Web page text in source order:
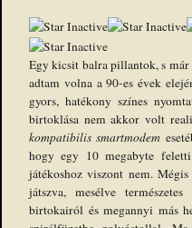
Egy kicsit balra pillantok, s
adtam volna a 90-es évek
gyors, hatékony színes
birtoklása nem akkor volt
kompatibilis smartmodem
hogy egy 10 megabyte
játékoshoz viszont nem.
játszva, mesélve
birtokairól és megannyi más